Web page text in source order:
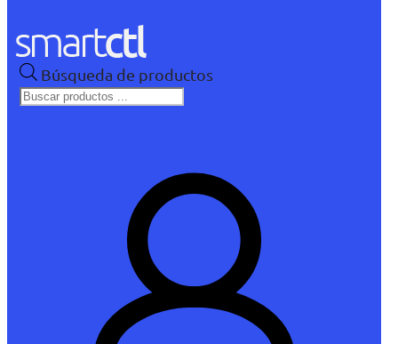
Búsqueda de productos